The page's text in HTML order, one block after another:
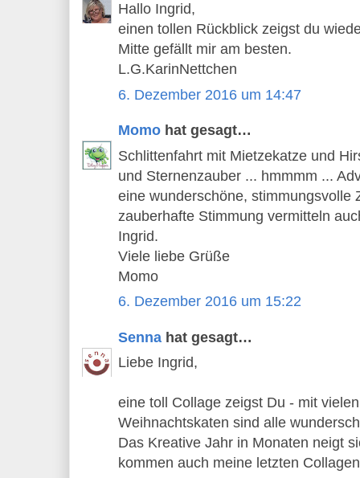
Hallo Ingrid,
einen tollen Rückblick zeigst du
Mitte gefällt mir am besten.
L.G.KarinNettchen
6. Dezember 2016 um 14:47
Momo hat gesagt…
Schlittenfahrt mit Mietzekatze und
und Sternenzauber ... hmmmm ...
eine wunderschöne, stimmungsvolle
zauberhafte Stimmung vermitteln
Ingrid.
Viele liebe Grüße
Momo
6. Dezember 2016 um 15:22
Senna hat gesagt…
Liebe Ingrid,
eine toll Collage zeigst Du - mit
Weihnachtskaten sind alle
Das Kreative Jahr in Monaten neigt
kommen auch meine letzten